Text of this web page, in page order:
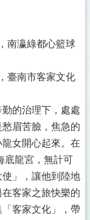
南瀛綠都心籃球
臺南市客家文化
的治理下，處處
眉苦臉，焦急的
女開心起來。在
底龍宮，無計可
」，讓他到陸地
在客家之旅快樂的
客家文化」，帶